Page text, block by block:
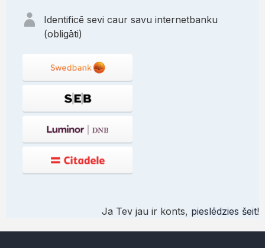
Identificē sevi caur savu internetbanku
(obligāti)
Ja Tev jau ir konts, pieslēdzies šeit!